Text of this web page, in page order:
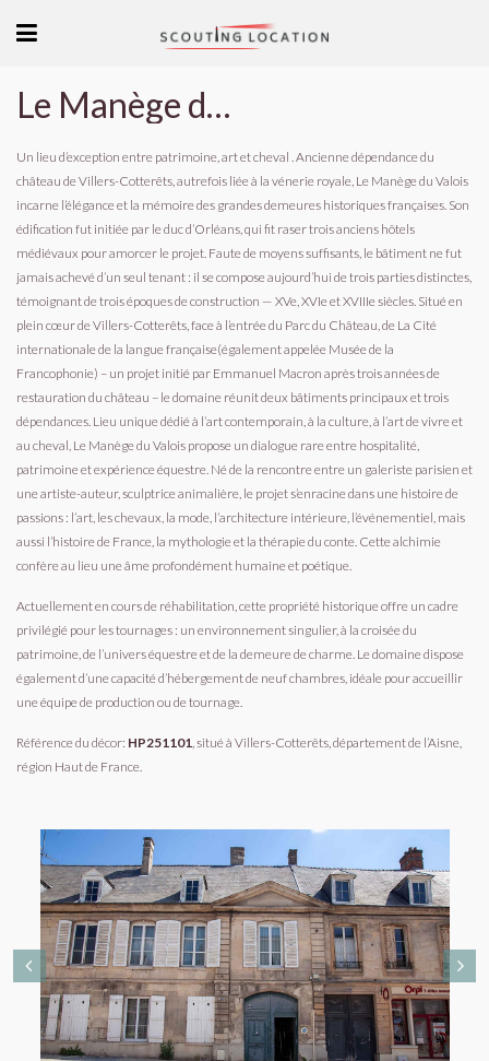
Le Manège du Valois
Un lieu d’exception entre patrimoine, art et cheval . Ancienne dépendance du
château de Villers-Cotterêts, autrefois liée à la vénerie royale, Le Manège du Valois
incarne l’élégance et la mémoire des grandes demeures historiques françaises. Son
édification fut initiée par le duc d’Orléans, qui fit raser trois anciens hôtels
médiévaux pour amorcer le projet. Faute de moyens suffisants, le bâtiment ne fut
jamais achevé d’un seul tenant : il se compose aujourd’hui de trois parties distinctes,
témoignant de trois époques de construction — XVe, XVIe et XVIIIe siècles. Situé en
plein cœur de Villers-Cotterêts, face à l’entrée du Parc du Château, de La Cité
internationale de la langue française(également appelée Musée de la
Francophonie) – un projet initié par Emmanuel Macron après trois années de
restauration du château – le domaine réunit deux bâtiments principaux et trois
dépendances. Lieu unique dédié à l’art contemporain, à la culture, à l’art de vivre et
au cheval, Le Manège du Valois propose un dialogue rare entre hospitalité,
patrimoine et expérience équestre. Né de la rencontre entre un galeriste parisien et
une artiste-auteur, sculptrice animalière, le projet s’enracine dans une histoire de
passions : l’art, les chevaux, la mode, l’architecture intérieure, l’événementiel, mais
aussi l’histoire de France, la mythologie et la thérapie du conte. Cette alchimie
confère au lieu une âme profondément humaine et poétique.
Actuellement en cours de réhabilitation, cette propriété historique offre un cadre
privilégié pour les tournages : un environnement singulier, à la croisée du
patrimoine, de l’univers équestre et de la demeure de charme. Le domaine dispose
également d’une capacité d’hébergement de neuf chambres, idéale pour accueillir
une équipe de production ou de tournage.
Référence du décor: HP251101, situé à Villers-Cotterêts, département de l’Aisne,
région Haut de France.